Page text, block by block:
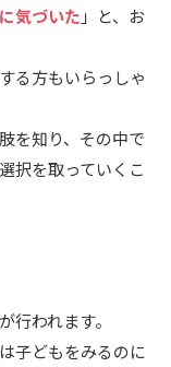
気づいた 」と、お
る方もいらっしゃ
を知り、その中で
択を取っていくこ
行われます。
子どもをみるのに